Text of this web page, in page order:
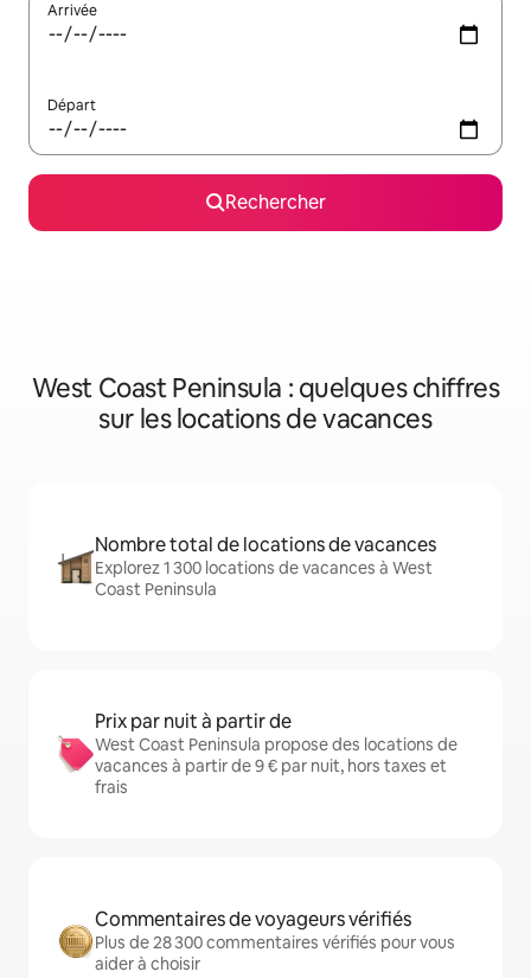
Arrivée
Départ
Rechercher
West Coast Peninsula : quelques chiffres
sur les locations de vacances
Nombre total de locations de vacances
Explorez 1 300 locations de vacances à West
Coast Peninsula
Prix par nuit à partir de
West Coast Peninsula propose des locations de
vacances à partir de 9 € par nuit, hors taxes et
frais
Commentaires de voyageurs vérifiés
Plus de 28 300 commentaires vérifiés pour vous
aider à choisir